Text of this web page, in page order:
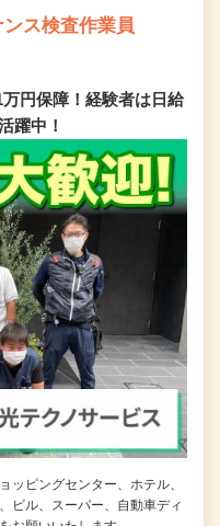
ス検査作業員
円保障！経験者は日給
躍中！
ッピングセンター、ホテル、
ビル、スーパー、自動車ディ